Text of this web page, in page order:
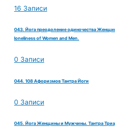
16 Записи
043. Йога преодоление одиночества
loneliness of Women and Men.
0 Записи
044. 108 Афоризмов Тантра Йоги
0 Записи
045. Йога Женщины и Мужчины. Тантра